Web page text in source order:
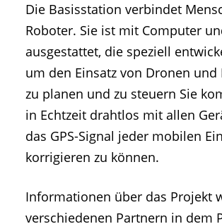
Die Basisstation verbindet
Roboter. Sie ist mit Computer
ausgestattet, die speziell
um den Einsatz von Dronen und
zu planen und zu steuern Sie
in Echtzeit drahtlos mit allen
das GPS-Signal jeder mobilen
korrigieren zu können.
Informationen über das Projekt
verschiedenen Partnern in dem